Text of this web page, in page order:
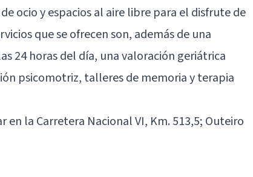
ocio y espacios al aire libre para el disfrute de
que se ofrecen son, además de una
24 horas del día, una valoración geriátrica
psicomotriz, talleres de memoria y terapia
en la Carretera Nacional VI, Km. 513,5; Outeiro